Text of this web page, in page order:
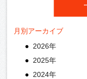
月別アーカイブ
2026年
2025年
2024年